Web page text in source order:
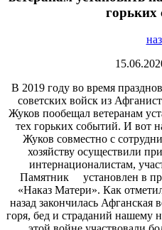
горьких
В 2019 году во время
советских войск из
Жуков пообещал ветеранам
тех горьких событий. И вот
Жуков совместно с
хозяйству осуществили
интернационалистам,
Памятник установлен в
«Наказ Матери». Как
назад закончилась Афганская
горя, бед и страданий нашему